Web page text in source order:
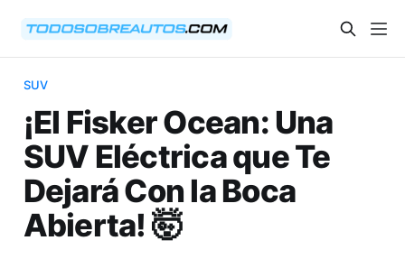
SUV
¡El Fisker Ocean: Una
SUV Eléctrica que Te
Dejará Con la Boca
Abierta! 🤯